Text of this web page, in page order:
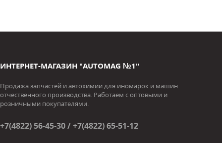
ИНТЕРНЕТ-МАГАЗИН "AUTOMAG №1"
Продажа запчастей и автохимии для иномарок и машин
отчественного производства. Работаем с оптовыми и
розничными покупателями.
+7(4822) 56-45-30 / +7(4822) 65-51-12